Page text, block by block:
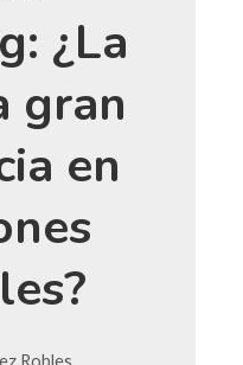
¿La
gran
en
Robles